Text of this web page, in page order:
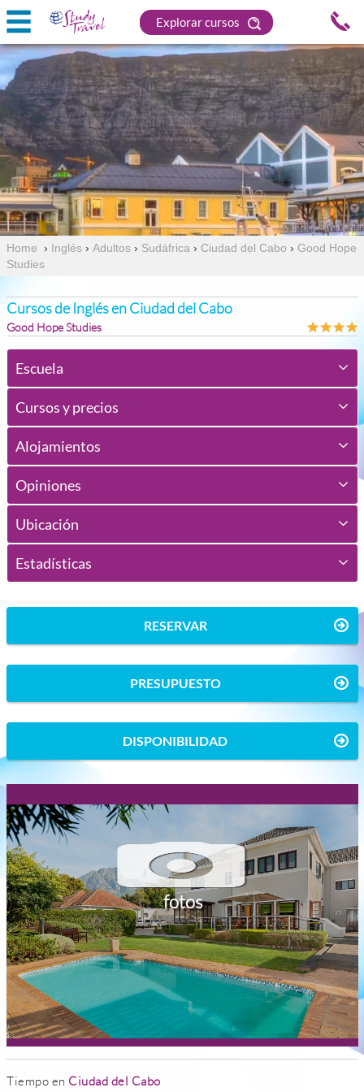
Explorar cursos
Home › Inglés › Adultos › Sudáfrica › Ciudad del Cabo › Good Hope
Studies
Cursos de Inglés en Ciudad del Cabo
Good Hope Studies
Escuela
Cursos y precios
Alojamientos
Opiniones
Ubicación
Estadísticas
RESERVAR
PRESUPUESTO
DISPONIBILIDAD
fotos
Tiempo en Ciudad del Cabo